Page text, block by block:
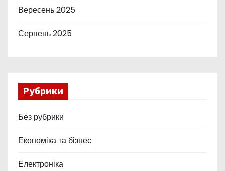
Вересень 2025
Серпень 2025
Рубрики
Без рубрики
Економіка та бізнес
Електроніка